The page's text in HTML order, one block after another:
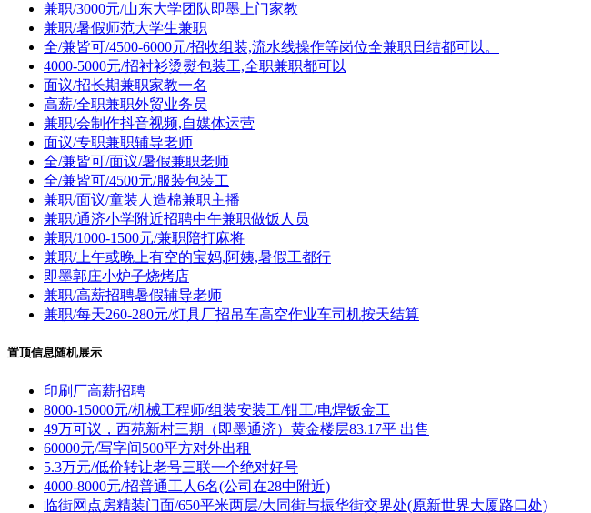
兼职/3000元/山东大学团队即墨上门家教
兼职/暑假师范大学生兼职
全/兼皆可/4500-6000元/招收组装,流水线操作等岗位全兼职日结都可以。
4000-5000元/招衬衫烫熨包装工,全职兼职都可以
面议/招长期兼职家教一名
高薪/全职兼职外贸业务员
兼职/会制作抖音视频,自媒体运营
面议/专职兼职辅导老师
全/兼皆可/面议/暑假兼职老师
全/兼皆可/4500元/服装包装工
兼职/面议/童装人造棉兼职主播
兼职/通济小学附近招聘中午兼职做饭人员
兼职/1000-1500元/兼职陪打麻将
兼职/上午或晚上有空的宝妈,阿姨,暑假工都行
即墨郭庄小炉子烧烤店
兼职/高薪招聘暑假辅导老师
兼职/每天260-280元/灯具厂招吊车高空作业车司机按天结算
置顶信息随机展示
印刷厂高薪招聘
8000-15000元/机械工程师/组装安装工/钳工/电焊钣金工
49万可议，西苑新村三期（即墨通济）黄金楼层83.17平 出售
60000元/写字间500平方对外出租
5.3万元/低价转让老号三联一个绝对好号
4000-8000元/招普通工人6名(公司在28中附近)
临街网点房精装门面/650平米两层/大同街与振华街交界处(原新世界大厦路口处)